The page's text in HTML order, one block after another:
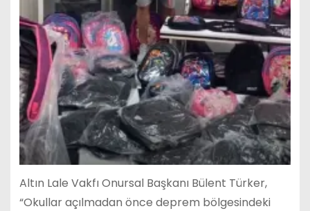
Altın Lale Vakfı Onursal Başkanı Bülent Türker,
“Okullar açılmadan önce deprem bölgesindeki